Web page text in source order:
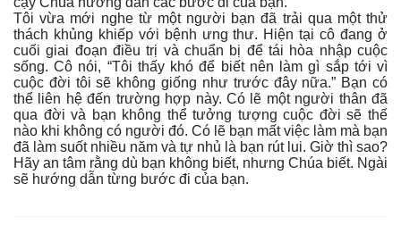
Tôi vừa mới nghe từ một người bạn đã trải qua một thử
thách khủng khiếp với bệnh ưng thư. Hiện tại cô đang ở
cuối giai đoạn điều trị và chuẩn bị để tái hòa nhập cuộc
sống. Cô nói, “Tôi thấy khó để biết nên làm gì sắp tới vì
cuộc đời tôi sẽ không giống như trước đây nữa.” Bạn có
thể liên hệ đến trường hợp này. Có lẽ một người thân đã
qua đời và bạn không thể tưởng tượng cuộc đời sẽ thế
nào khi không có người đó. Có lẽ bạn mất việc làm mà bạn
đã làm suốt nhiều năm và tự nhủ là bạn rút lui. Giờ thì sao?
Hãy an tâm rằng dù bạn không biết, nhưng Chúa biết. Ngài
sẽ hướng dẫn từng bước đi của bạn.